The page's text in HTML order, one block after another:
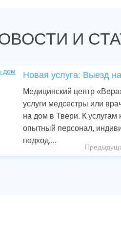
И
Новая услуга: Выезд
Медицинский центр
услуги медсестры или
на дом в Твери. К услугам
опытный персонал,
подход,...